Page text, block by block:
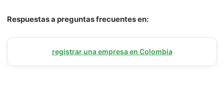
Respuestas a preguntas frecuentes en:
registrar una empresa en Colombia